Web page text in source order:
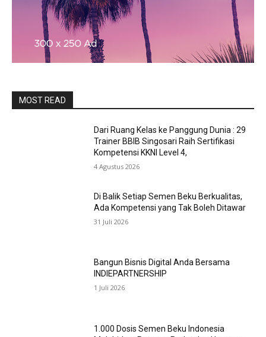
MOST READ
Dari Ruang Kelas ke Panggung Dunia : 29
Trainer BBIB Singosari Raih Sertifikasi
Kompetensi KKNI Level 4,
4 Agustus 2026
Di Balik Setiap Semen Beku Berkualitas,
Ada Kompetensi yang Tak Boleh Ditawar
31 Juli 2026
Bangun Bisnis Digital Anda Bersama
INDIEPARTNERSHIP
1 Juli 2026
1.000 Dosis Semen Beku Indonesia